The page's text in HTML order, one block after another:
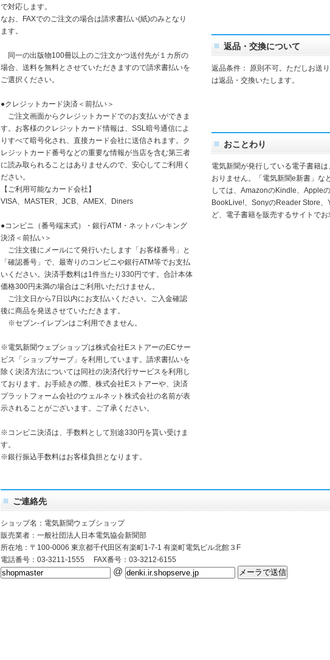
で対応します。
なお、FAXでのご注文の場合は請求書払い(紙)のみとなり
ます。
同一の出版物100冊以上のご注文かつ送付先が１カ所の
場合、送料を無料とさせていただきますので請求書払いを
ご選択ください。
●クレジットカード決済＜前払い＞
ご注文画面からクレジットカードでのお支払いができま
す。お客様のクレジットカード情報は、SSL暗号通信によ
りすべて暗号化され、直接カード会社に送信されます。ク
レジットカード番号などの重要な情報が当店を含む第三者
に読み取られることはありませんので、安心してご利用く
ださい。
【ご利用可能なカード会社】
VISA、MASTER、JCB、AMEX、Diners
●コンビニ（番号端末式）・銀行ATM・ネットバンキング
決済＜前払い＞
ご注文後にメールにて発行いたします「お客様番号」と
「確認番号」で、最寄りのコンビニや銀行ATM等でお支払
いください。決済手数料は1件当たり330円です。合計本体
価格300円未満の場合はご利用いただけません。
ご注文日から7日以内にお支払いください。ご入金確認
後に商品を発送させていただきます。
※セブン-イレブンはご利用できません。
※電気新聞ウェブショップは株式会社EストアーのECサー
ビス「ショップサーブ」を利用しています。請求書払いを
除く決済方法については同社の決済代行サービスを利用し
ております。お手続きの際、株式会社Eストアーや、決済
プラットフォーム会社のウェルネット株式会社の名前が表
示されることがございます。ご了承ください。
※コンビニ決済は、手数料として別途330円を貰い受けま
す。
※銀行振込手数料はお客様負担となります。
返品・交換について
返品条件： 原則不可。ただしお送
は返品・交換いたします。
おことわり
電気新聞が発行している電子書籍
おりません。「電気新聞e新書」な
しては、AmazonのKindle、Appleの
BookLive!、SonyのReader Store、
ど、電子書籍を販売するサイトでお
ご連絡先
ショップ名：電気新聞ウェブショップ
販売業者：一般社団法人日本電気協会新聞部
所在地：〒100-0006 東京都千代田区有楽町1-7-1 有楽町電気ビル北館３F
電話番号：03-3211-1555 FAX番号：03-3212-6155
@